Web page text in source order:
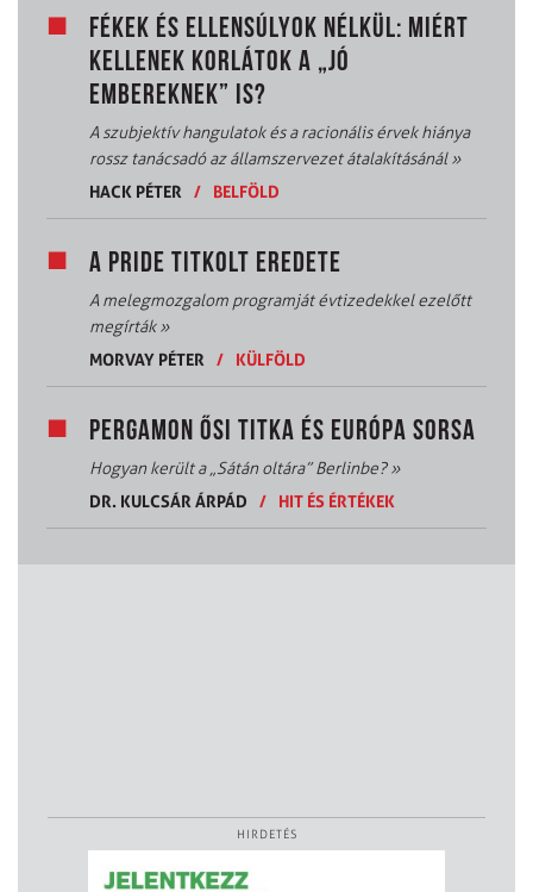
FÉKEK ÉS ELLENSÚLYOK NÉLKÜL: MIÉRT
KELLENEK KORLÁTOK A „JÓ
EMBEREKNEK” IS?
A szubjektív hangulatok és a racionális érvek hiánya
rossz tanácsadó az államszervezet átalakításánál»
HACK PÉTER
/ BELFÖLD
A PRIDE TITKOLT EREDETE
A melegmozgalom programját évtizedekkel ezelőtt
megírták»
MORVAY PÉTER
/ KÜLFÖLD
PERGAMON ŐSI TITKA ÉS EURÓPA SORSA
Hogyan került a „Sátán oltára” Berlinbe?»
DR. KULCSÁR ÁRPÁD
/ HIT ÉS ÉRTÉKEK
HIRDETÉS